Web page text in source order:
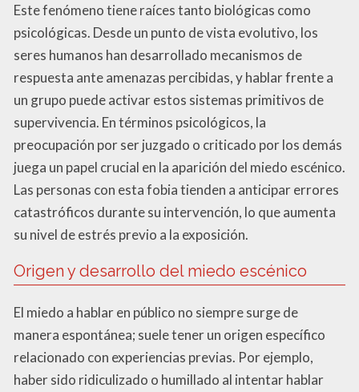
Este fenómeno tiene raíces tanto biológicas como
psicológicas. Desde un punto de vista evolutivo, los
seres humanos han desarrollado mecanismos de
respuesta ante amenazas percibidas, y hablar frente a
un grupo puede activar estos sistemas primitivos de
supervivencia. En términos psicológicos, la
preocupación por ser juzgado o criticado por los demás
juega un papel crucial en la aparición del miedo escénico.
Las personas con esta fobia tienden a anticipar errores
catastróficos durante su intervención, lo que aumenta
su nivel de estrés previo a la exposición.
Origen y desarrollo del miedo escénico
El miedo a hablar en público no siempre surge de
manera espontánea; suele tener un origen específico
relacionado con experiencias previas. Por ejemplo,
haber sido ridiculizado o humillado al intentar hablar